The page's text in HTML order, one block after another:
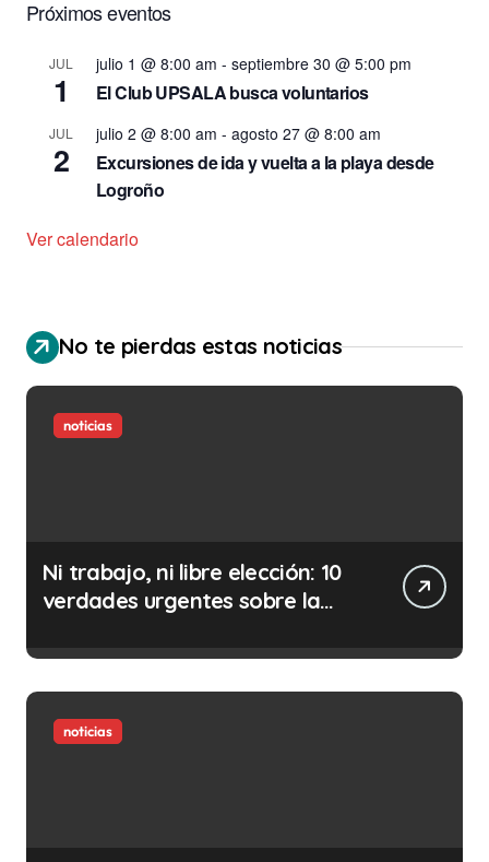
i
n
e
e
a
Próximos eventos
JUL
1
julio 1 @ 8:00 am - septiembre 30 @ 5:00 pm
El Club UPSALA busca voluntarios
JUL
2
julio 2 @ 8:00 am - agosto 27 @ 8:00 am
Excursiones de ida y vuelta a la playa desde
Logroño
Ver calendario
No te pierdas estas noticias
noticias
Ni trabajo, ni libre elección: 10
verdades urgentes sobre la
noticias